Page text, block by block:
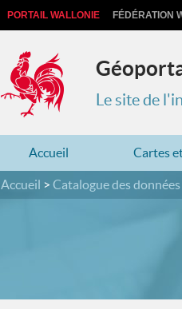
PORTAIL WALLONIE FÉDÉRATION
Le site de
Accueil Cartes
Accueil Catalogue des données